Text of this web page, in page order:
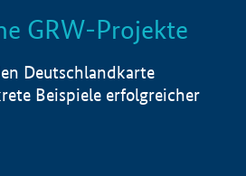
Info
GRW-Projekte
Deutschlandkarte
Beispiele erfolgreicher